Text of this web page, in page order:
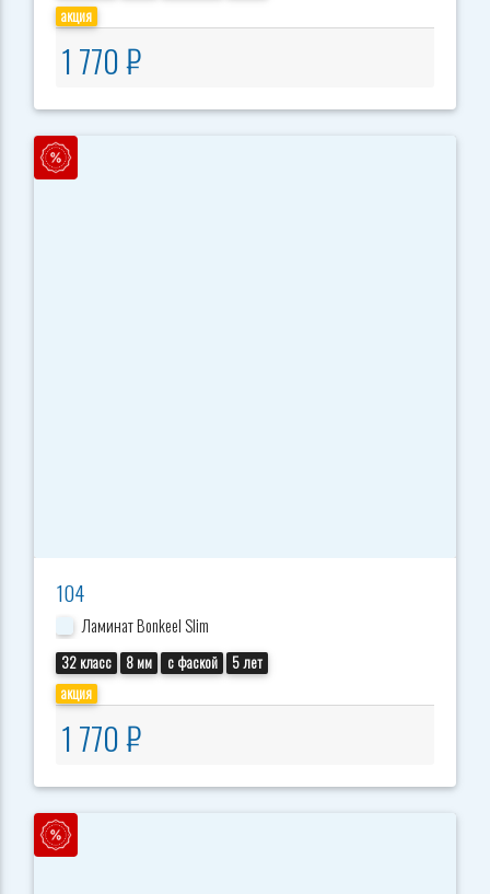
акция
1 770 ₽
104
Ламинат Bonkeel Slim
32 класс 8 мм с фаской
5 лет
акция
1 770 ₽